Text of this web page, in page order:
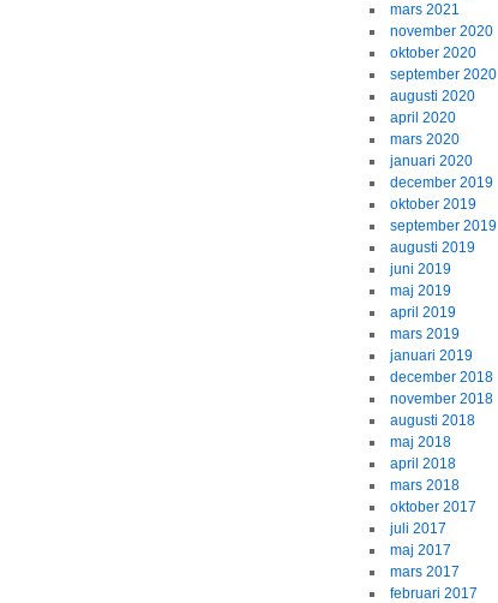
mars 2021
november 2020
oktober 2020
september 2020
augusti 2020
april 2020
mars 2020
januari 2020
december 2019
oktober 2019
september 2019
augusti 2019
juni 2019
maj 2019
april 2019
mars 2019
januari 2019
december 2018
november 2018
augusti 2018
maj 2018
april 2018
mars 2018
oktober 2017
juli 2017
maj 2017
mars 2017
februari 2017